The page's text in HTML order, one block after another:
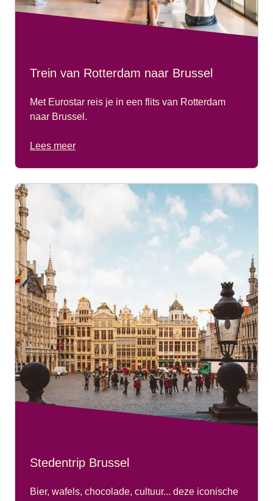
Trein van Rotterdam naar Brussel
Met Eurostar reis je in een flits van Rotterdam
naar Brussel.
Lees meer
Stedentrip Brussel
Bier, wafels, chocolade, cultuur... deze iconische